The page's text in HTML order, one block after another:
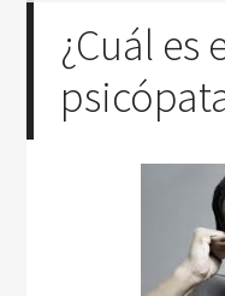
¿Cuál es